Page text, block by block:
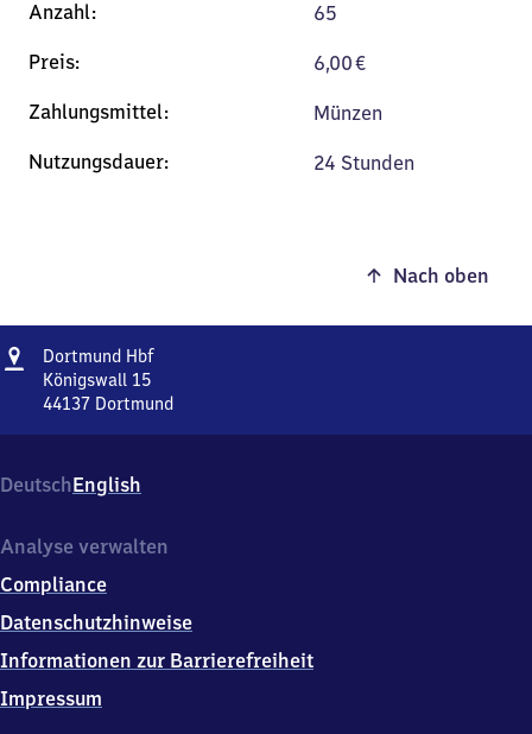
65
6,00€
Münzen
24 Stunden
Nach oben
Adresse
Dortmund HbfDortmund
Königswall 15
44137 Dortmund
Königswall
15,
4
3
7
DeutschEnglish
Analyse verwalten
Compliance
Datenschutzhinweise
Informationen zur Barrierefreiheit
Impressum